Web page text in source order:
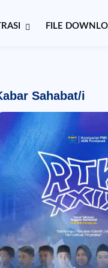
FILE
Sahabat/i